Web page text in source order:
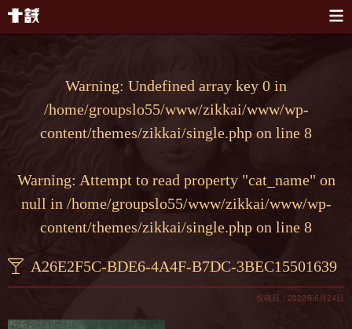
Warning: Undefined array key 0 in
/home/groupslo55/www/zikkai/www/wp-
content/themes/zikkai/single.php on line 8
Warning: Attempt to read property "cat_name" on
null in /home/groupslo55/www/zikkai/www/wp-
content/themes/zikkai/single.php on line 8
A26E2F5C-BDE6-4A4F-B7DC-3BEC15501639
投稿日：2022年6月24日